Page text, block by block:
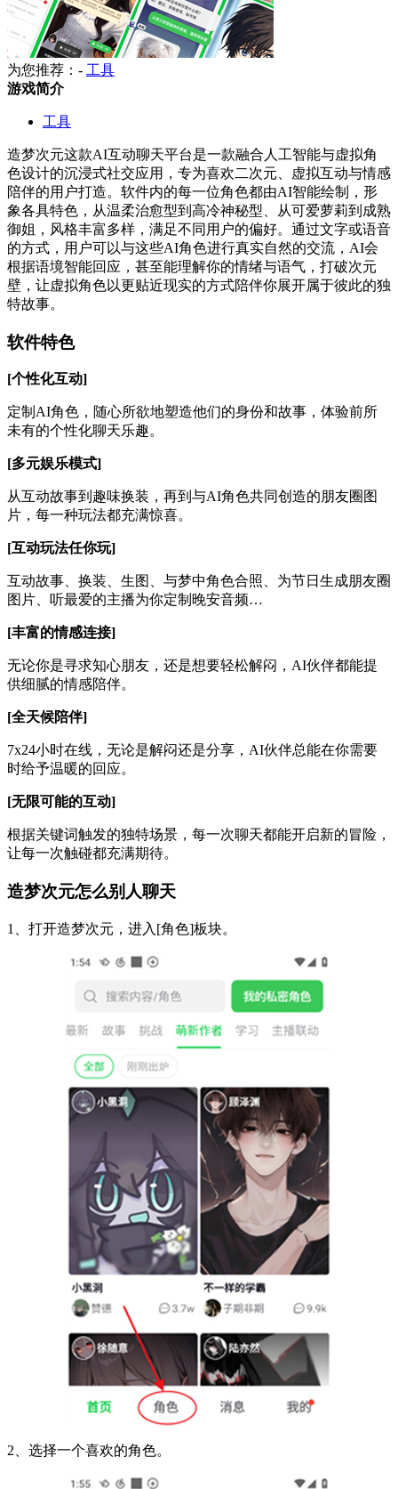
为您推荐：- 工具
游戏简介
工具
造梦次元这款AI互动聊天平台是一款融合人工智能与虚拟角
色设计的沉浸式社交应用，专为喜欢二次元、虚拟互动与情感
陪伴的用户打造。软件内的每一位角色都由AI智能绘制，形
象各具特色，从温柔治愈型到高冷神秘型、从可爱萝莉到成熟
御姐，风格丰富多样，满足不同用户的偏好。通过文字或语音
的方式，用户可以与这些AI角色进行真实自然的交流，AI会
根据语境智能回应，甚至能理解你的情绪与语气，打破次元
壁，让虚拟角色以更贴近现实的方式陪伴你展开属于彼此的独
特故事。
软件特色
[个性化互动]
定制AI角色，随心所欲地塑造他们的身份和故事，体验前所
未有的个性化聊天乐趣。
[多元娱乐模式]
从互动故事到趣味换装，再到与AI角色共同创造的朋友圈图
片，每一种玩法都充满惊喜。
[互动玩法任你玩]
互动故事、换装、生图、与梦中角色合照、为节日生成朋友圈
图片、听最爱的主播为你定制晚安音频…
[丰富的情感连接]
无论你是寻求知心朋友，还是想要轻松解闷，AI伙伴都能提
供细腻的情感陪伴。
[全天候陪伴]
7x24小时在线，无论是解闷还是分享，AI伙伴总能在你需要
时给予温暖的回应。
[无限可能的互动]
根据关键词触发的独特场景，每一次聊天都能开启新的冒险，
让每一次触碰都充满期待。
造梦次元怎么别人聊天
1、打开造梦次元，进入[角色]板块。
2、选择一个喜欢的角色。